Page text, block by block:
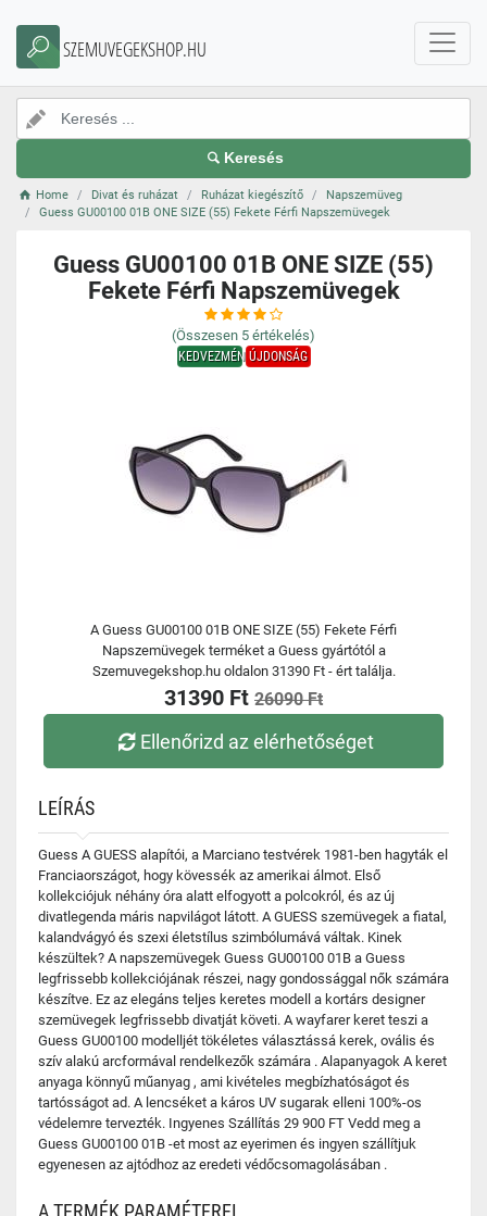
SZEMUVEGEKSHOP.HU
Keresés
Home Divat és ruházat Ruházat kiegészítő
Napszemüveg
Guess GU00100 01B ONE SIZE (55) Fekete Férfi Napszemüvegek
Guess GU00100 01B ONE SIZE (55)
Fekete Férfi Napszemüvegek
(Összesen 5 értékelés)
KEDVEZMÉNYÚJDONSÁG
A Guess GU00100 01B ONE SIZE (55) Fekete Férfi
Napszemüvegek terméket a Guess gyártótól a
Szemuvegekshop.hu oldalon 31390 Ft - ért találja.
31390 Ft 26090 Ft
Ellenőrizd az elérhetőséget
LEÍRÁS
Guess A GUESS alapítói, a Marciano testvérek 1981-ben hagyták el
Franciaországot, hogy kövessék az amerikai álmot. Első
kollekciójuk néhány óra alatt elfogyott a polcokról, és az új
divatlegenda máris napvilágot látott. A GUESS szemüvegek a fiatal,
kalandvágyó és szexi életstílus szimbólumává váltak. Kinek
készültek? A napszemüvegek Guess GU00100 01B a Guess
legfrissebb kollekciójának részei, nagy gondossággal nők számára
készítve. Ez az elegáns teljes keretes modell a kortárs designer
szemüvegek legfrissebb divatját követi. A wayfarer keret teszi a
Guess GU00100 modelljét tökéletes választássá kerek, ovális és
szív alakú arcformával rendelkezők számára . Alapanyagok A keret
anyaga könnyű műanyag , ami kivételes megbízhatóságot és
tartósságot ad. A lencséket a káros UV sugarak elleni 100%-os
védelemre tervezték. Ingyenes Szállítás 29 900 FT Vedd meg a
Guess GU00100 01B -et most az eyerimen és ingyen szállítjuk
egyenesen az ajtódhoz az eredeti védőcsomagolásában .
A TERMÉK PARAMÉTEREI